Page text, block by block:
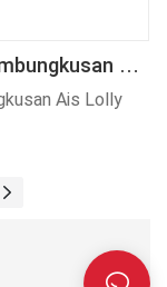
Ais
FungsiAis Lolly